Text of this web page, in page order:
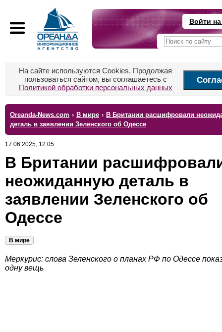
Войти
На сайте используются Cookies. Продолжая
пользоваться сайтом, вы соглашаетесь с
Политикой обработки персональных данных
Oreanda-News.com › В мире › В Британии расшифровали
деталь в заявлении Зеленского об Одессе
17.06.2025, 12:05
В Британии
неожиданную деталь в
заявлении Зеленского об
Одессе
В мире
Меркурис: слова Зеленского о планах РФ по Одессе
одну вещь